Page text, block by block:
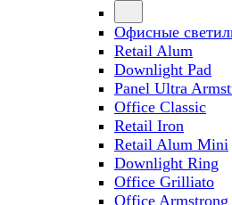
Офисные
Retail Alum
Downlight Pad
Panel Ultra
Office Classic
Retail Iron
Retail Alum Mini
Downlight Ring
Office Grilliato
Office Armstrong